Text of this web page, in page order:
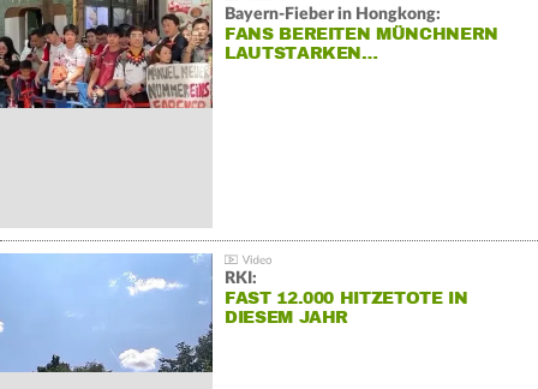
Bayern-Fieber in Hongkong:
FANS BEREITEN MÜNCHNERN
LAUTSTARKEN…
RKI:
FAST 12.000 HITZETOTE IN
DIESEM JAHR